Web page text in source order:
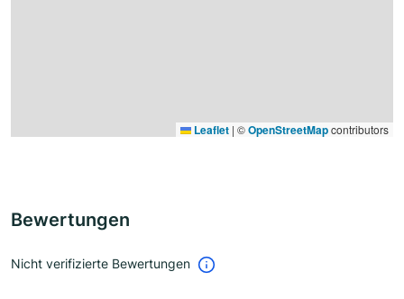
Leaflet | ©OpenStreetMapcontributors
Bewertungen
Nicht verifizierte Bewertungen